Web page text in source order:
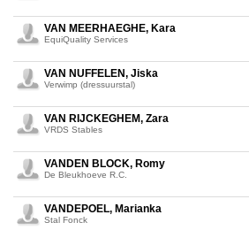
VAN MEERHAEGHE, Kara
EquiQuality Services
VAN NUFFELEN, Jiska
Verwimp (dressuurstal)
VAN RIJCKEGHEM, Zara
VRDS Stables
VANDEN BLOCK, Romy
De Bleukhoeve R.C.
VANDEPOEL, Marianka
Stal Fonck